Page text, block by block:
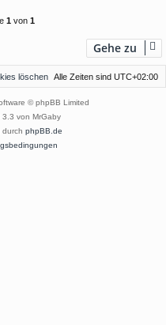
n
1 von 1
Gehe zu
Alle Zeiten sind UTC+02:00
löschen
© phpBB Limited
3.3 von MrGaby
durch phpBB.de